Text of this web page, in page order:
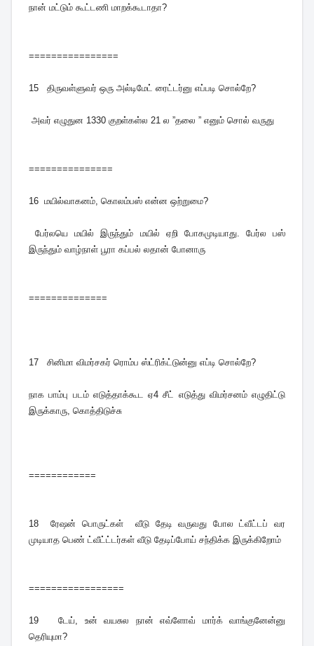
நான் மட்டும் கூட்டணி மாறக்கூடாதா?
================
15 திருவள்ளுவர் ஒரு அல்டிமேட் ரைட்டர்னு எப்படி சொல்றே?
அவர் எழுதுன 1330 குறள்கள்ல 21 ல ”தலை ” எனும் சொல் வருது
===============
16 மயில்வாகனம், கொலம்பஸ் என்ன ஒற்றுமை?
பேர்லயெ மயில் இருந்தும் மயில் ஏறி போகமுடியாது. பேர்ல பஸ்
இருந்தும் வாழ்நாள் பூரா கப்பல் லதான் போனாரு
==============
17 சினிமா விமர்சகர் ரொம்ப ஸ்ட்ரிக்ட்டுன்னு எப்டி சொல்றே?
நாக பாம்பு படம் எடுத்தாக்கூட ஏ4 சீட் எடுத்து விமர்சனம் எழுதிட்டு
இருக்காரு, கொத்திடுச்சு
============
18
ரேஷன் பொருட்கள் வீடு தேடி வருவது போல ட்வீட்டப் வர
முடியாத பெண் ட்வீட்ட்டர்கள் வீடு தேடிப்போய் சந்திக்க இருக்கிறோம்
=================
19
டேய், உன் வயசுல நான் எவ்ளோவ் மார்க் வாங்குனேன்னு
தெரியுமா?